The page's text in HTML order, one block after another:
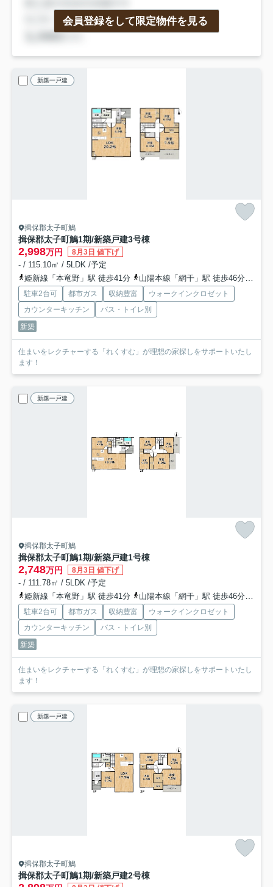
会員登録をして限定物件を見る
新築一戸建
揖保郡太子町鵤
揖保郡太子町鵤1期/新築戸建3号棟
2,998万円 8月3日 値下げ
- / 115.10㎡ / 5LDK /予定
姫新線「本竜野」駅 徒歩41分
山陽本線「網干」駅 徒歩46分
駐車2台可 都市ガス 収納豊富
ウォークインクロゼット
カウンターキッチン
バス・トイレ別
新築
住まいをレクチャーする「れくすむ」が理想の家探しをサポートいたし
ます！
新築一戸建
揖保郡太子町鵤
揖保郡太子町鵤1期/新築戸建1号棟
2,748万円 8月3日 値下げ
- / 111.78㎡ / 5LDK /予定
姫新線「本竜野」駅 徒歩41分
山陽本線「網干」駅 徒歩46分
駐車2台可 都市ガス 収納豊富
ウォークインクロゼット
カウンターキッチン
バス・トイレ別
新築
住まいをレクチャーする「れくすむ」が理想の家探しをサポートいたし
ます！
新築一戸建
揖保郡太子町鵤
揖保郡太子町鵤1期/新築戸建2号棟